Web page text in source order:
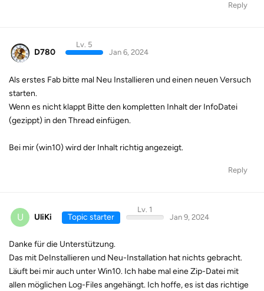
Reply
D780
Lv. 5
Jan 6, 2024
Als erstes Fab bitte mal Neu Installieren und einen neuen Versuch
starten.
Wenn es nicht klappt Bitte den kompletten Inhalt der InfoDatei
(gezippt) in den Thread einfügen.
Bei mir (win10) wird der Inhalt richtig angezeigt.
Reply
U UliKi Topic starter
Lv. 1
Jan 9, 2024
Danke für die Unterstützung.
Das mit DeInstallieren und Neu-Installation hat nichts gebracht.
Läuft bei mir auch unter Win10. Ich habe mal eine Zip-Datei mit
allen möglichen Log-Files angehängt. Ich hoffe, es ist das richtige